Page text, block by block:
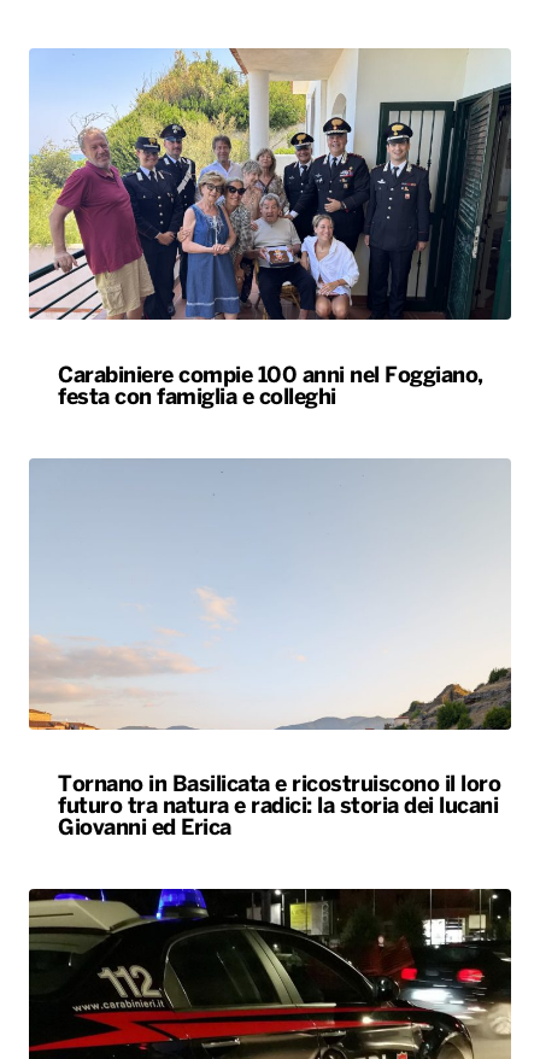
Carabiniere compie 100 anni nel Foggiano,
festa con famiglia e colleghi
Tornano in Basilicata e ricostruiscono il loro
futuro tra natura e radici: la storia dei lucani
Giovanni ed Erica